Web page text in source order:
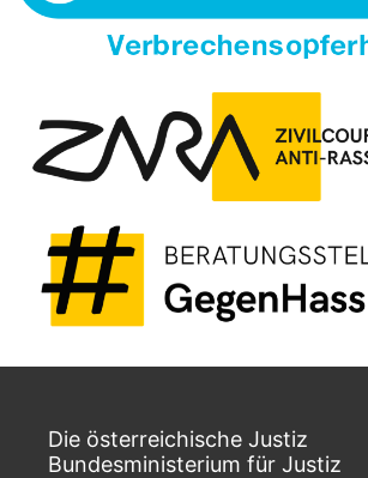
Die österreichische Justiz
Bundesministerium für Justiz